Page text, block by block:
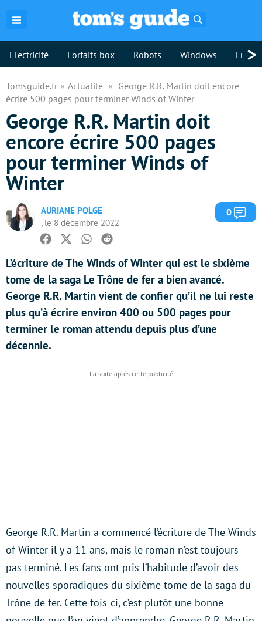
Electricité Forfaits box Robots Windows >
Tomsguide.fr Actualité
George R.R. Martin doit encore
écrire 500 pages pour terminer Winds of Winter
George R.R. Martin doit
encore écrire 500 pages
pour terminer Winds of
Winter
AURIANE POLGE
, le 8 décembre 2022
0
Facebook
TwitterWhatsapp
Reddit
L’écriture de The Winds of Winter qui est le sixième
tome de la saga Le Trône de fer a bien avancé.
George R.R. Martin vient de confier qu’il ne lui reste
plus qu’à écrire environ 400 ou 500 pages pour
terminer le roman attendu depuis plus d’une
décennie.
George R.R. Martin a commencé l’écriture de The Winds
of Winter il y a 11 ans, mais le roman n’est toujours
pas terminé. Les fans ont pris l’habitude d’avoir des
nouvelles sporadiques du sixième tome de la saga du
Trône de fer. Cette fois-ci, c’est plutôt une bonne